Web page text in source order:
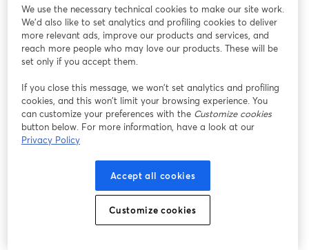
Gibt es Probleme?
wird in einem neuen Tab geöffnet
We use the necessary technical cookies to make our site work.
We'd also like to set analytics and profiling cookies to deliver
more relevant ads, improve our products and services, and
reach more people who may love our products. These will be
set only if you accept them.
If you close this message, we won’t set analytics and profiling
cookies, and this won’t limit your browsing experience. You
can customize your preferences with the Customize cookies
button below. For more information, have a look at our
Privacy Policy
Accept all cookies
Customize cookies